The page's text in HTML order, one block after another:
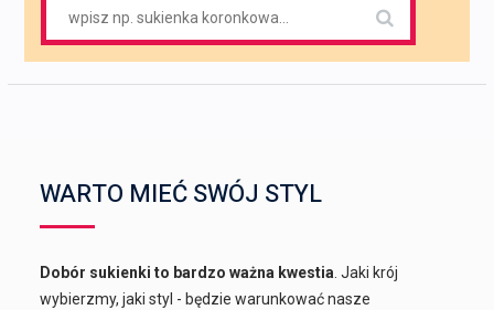
for:
WARTO MIEĆ SWÓJ STYL
Dobór sukienki to bardzo ważna kwestia . Jaki krój
wybierzmy, jaki styl - będzie warunkować nasze